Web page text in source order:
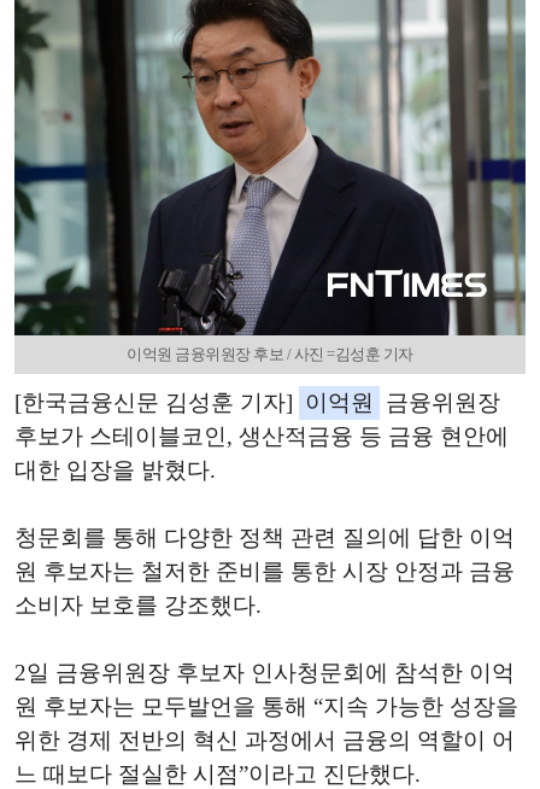
이억원 금융위원장 후보 / 사진 =김성훈 기자
[한국금융신문 김성훈 기자] 이억원
금융위원장
후보가 스테이블코인, 생산적금융 등 금융 현안에
대한 입장을 밝혔다.
청문회를 통해 다양한 정책 관련 질의에 답한 이억
원 후보자는 철저한 준비를 통한 시장 안정과 금융
소비자 보호를 강조했다.
2일 금융위원장 후보자 인사청문회에 참석한 이억
원 후보자는 모두발언을 통해 “지속 가능한 성장을
위한 경제 전반의 혁신 과정에서 금융의 역할이 어
느 때보다 절실한 시점”이라고 진단했다.